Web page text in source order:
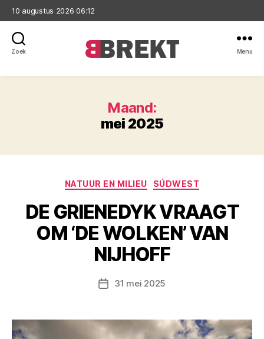
10 augustus 2026 06:12
Zoek Menu
Maand:
mei 2025
Categorieën
NATUUR EN MILIEU SÚDWEST
DE GRIENEDYK VRAAGT
OM ‘DE WOLKEN’ VAN
NIJHOFF
Berichtdatum
31 mei 2025